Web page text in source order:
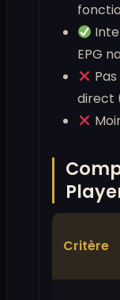
EPG
direct
Critère